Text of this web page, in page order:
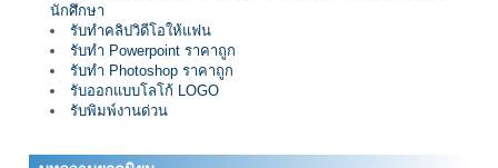
นักศึกษา
รับทำคลิปวิดีโอให้แฟน
รับทำ Powerpoint ราคาถูก
รับทำ Photoshop ราคาถูก
รับออกแบบโลโก้ LOGO
รับพิมพ์งานด่วน